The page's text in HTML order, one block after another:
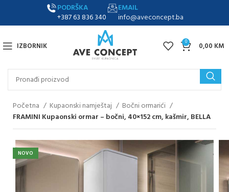
PODRŠKA
+387 63 836 340
EMAIL
info@aveconcept.ba
IZBORNIK 0 0,00 KM
Početna Kupaonski namještaj
Bočni ormarići
FRAMINI Kupaonski ormar – bočni, 40×152 cm, kašmir, BELLA
NOVO